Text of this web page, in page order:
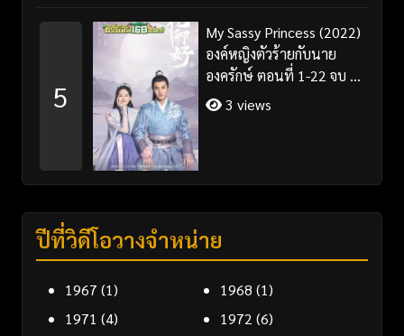
5
My Sassy Princess (2022)
องค์หญิงตัวร้ายกับนาย
องครักษ์ ตอนที่ 1-22 จบ ซับ
ไทย3 views
ปีที่วิดีโอวางจำหน่าย
1967 (1) 1968 (1)
1971 (4) 1972 (6)